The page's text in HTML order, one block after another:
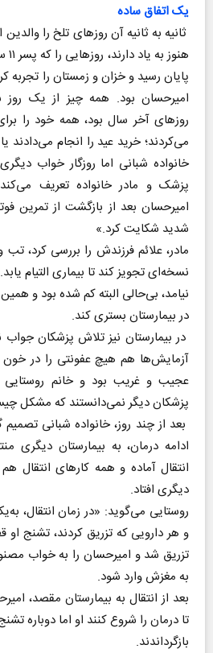
یک اتفاق ساده
ثانیه به ثانیه آن روزهای تلخ‌ را
پایان رسید و خزان و زمستان را تجربه
امیرحسان بود. همه چیز از یک
روزهای آخر سال بود، همه خود را
می‌کردند؛ خرید عید را انجام می‌دادند
خانواده شبانی اما روزگار خواب
پزشک و مادر خانواده تعریف
امیرحسان بعد از بازگشت از تمرین
شدید شکایت کرد.»
مادر، علائم فرزندش را بررسی کرد،
نسخه‌ای تجویز کند تا بیماری التیام
نیامد، بی‌حالی البته کم شده بود و
در بیمارستان بستری کند.
در بیمارستان نیز تلاش پزشکان جواب
آزمایش‌ها هم هیچ عفونتی را در
پزشکان دیگر نمی‌دانستند که مشکل
بعد از چند روز، خانواده شبانی تصمیم
ادامه درمان، به بیمارستان دیگری
انتقال آماده و همه کارهای انتقال
دیگری افتاد.
روستایی می‌گوید: «در زمان انتقال،
و هر دارویی که تزریق کردند، تشنج او
تزریق شد و امیرحسان را به خواب
به مغزش وارد شود.
بعد از انتقال به بیمارستان مقصد،
تا درمان را شروع کنند او اما دوباره
بازگرداندند.